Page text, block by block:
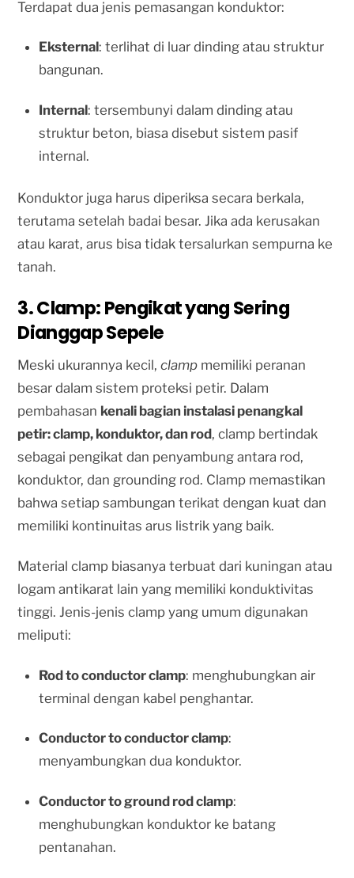
Terdapat dua jenis pemasangan konduktor:
Eksternal: terlihat di luar dinding atau struktur
bangunan.
Internal: tersembunyi dalam dinding atau
struktur beton, biasa disebut sistem pasif
internal.
Konduktor juga harus diperiksa secara berkala,
terutama setelah badai besar. Jika ada kerusakan
atau karat, arus bisa tidak tersalurkan sempurna ke
tanah.
3. Clamp: Pengikat yang Sering
Dianggap Sepele
Meski ukurannya kecil,clamp memiliki peranan
besar dalam sistem proteksi petir. Dalam
pembahasan kenali bagian instalasi penangkal
petir: clamp, konduktor, dan rod, clamp bertindak
sebagai pengikat dan penyambung antara rod,
konduktor, dan grounding rod. Clamp memastikan
bahwa setiap sambungan terikat dengan kuat dan
memiliki kontinuitas arus listrik yang baik.
Material clamp biasanya terbuat dari kuningan atau
logam antikarat lain yang memiliki konduktivitas
tinggi. Jenis-jenis clamp yang umum digunakan
meliputi:
Rod to conductor clamp: menghubungkan air
terminal dengan kabel penghantar.
Conductor to conductor clamp:
menyambungkan dua konduktor.
Conductor to ground rod clamp:
menghubungkan konduktor ke batang
pentanahan.